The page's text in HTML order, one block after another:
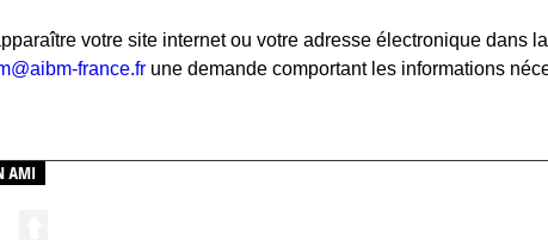
votre site internet ou votre adresse électronique dans
france.fr une demande comportant les informations